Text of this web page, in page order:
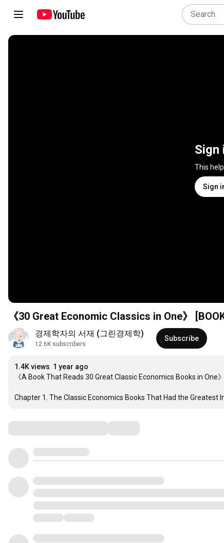
Sign
This
Sign
《30 Great Economic Classics in One》
경제학자의 서재 (그린경제학)
12.6K subscribers
Subscribe
1.4K views 1 year ago
《A Book That Reads 30 Great Classic Economics Books in One》
Chapter 1. The Classic Economics Books That Had the Greatest